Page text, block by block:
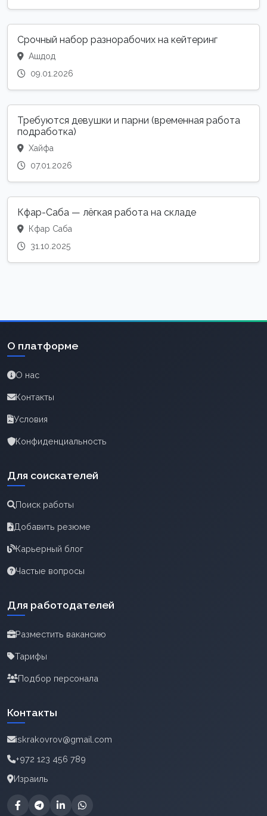
Срочный набор разнорабочих на кейтеринг
Ашдод
09.01.2026
Требуются девушки и парни (временная работа
подработка)
Хайфа
07.01.2026
Кфар-Саба — лёгкая работа на складе
Кфар Саба
31.10.2025
О платформе
О нас
Контакты
Условия
Конфиденциальность
Для соискателей
Поиск работы
Добавить резюме
Карьерный блог
Частые вопросы
Для работодателей
Разместить вакансию
Тарифы
Подбор персонала
Контакты
iskrakovrov@gmail.com
+972 123 456 789
Израиль